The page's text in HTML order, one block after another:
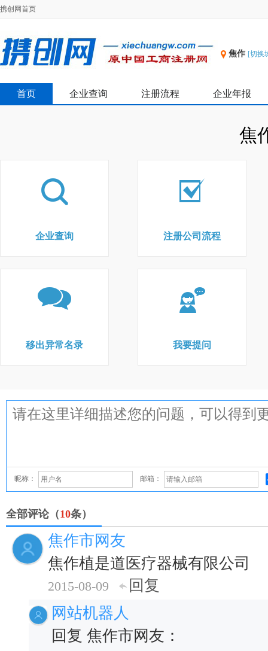
携创网首页
焦作 [切换
首页 企业查询 注册流程 企业年报
焦
企业查询 注册公司流程
移出异常名录 我要提问
昵称： 邮箱：
全部评论（10条）
焦作市网友
焦作植是道医疗器械有限公司
2015-08-09
回复
网站机器人
回复 焦作市网友：